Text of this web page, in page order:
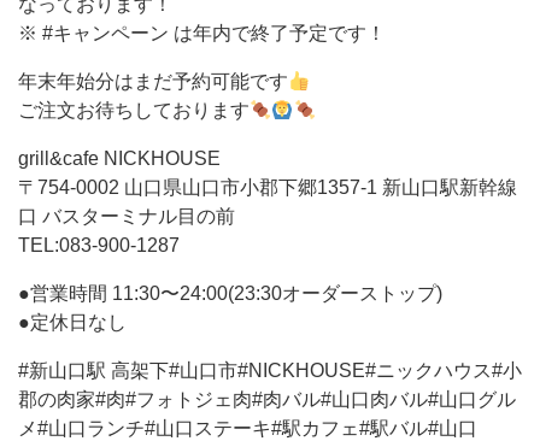
なっております！
※ #キャンペーン は年内で終了予定です！
年末年始分はまだ予約可能です
ご注文お待ちしております
grill&cafe NICKHOUSE
‪〒754-0002 山口県山口市小郡下郷1357-1 新山口駅新幹線
口 バスターミナル目の前‬
TEL:‪083-900-1287‬
●営業時間 11:30〜24:00(23:30オーダーストップ)
●定休日なし
#新山口駅 高架下#山口市#NICKHOUSE#ニックハウス#小
郡の肉家#肉#フォトジェ肉#肉バル#山口肉バル#山口グル
メ#山口ランチ#山口ステーキ#駅カフェ#駅バル#山口